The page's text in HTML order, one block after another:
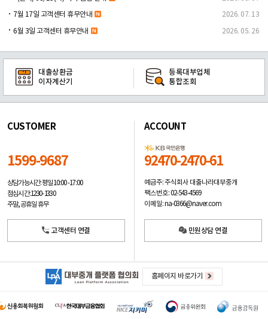
7월 17일 고객센터 휴무안내 2026. 07. 13
6월 3일 고객센터 휴무안내 2026. 05. 26
대출상환금
이자계산기
등록대부업체
통합조회
CUSTOMER
1599-9687
상담가능시간: 평일10:00 -17:00
점심시간: 12:30 - 13:30
주말, 공휴일 휴무
고객센터 연결
ACCOUNT
92470-2470-61
예금주: 주식회사 대출나라대부중개
팩스번호: 02-543-4569
이메일: na-0366@naver.com
민원상담 연결
홈페이지 바로가기